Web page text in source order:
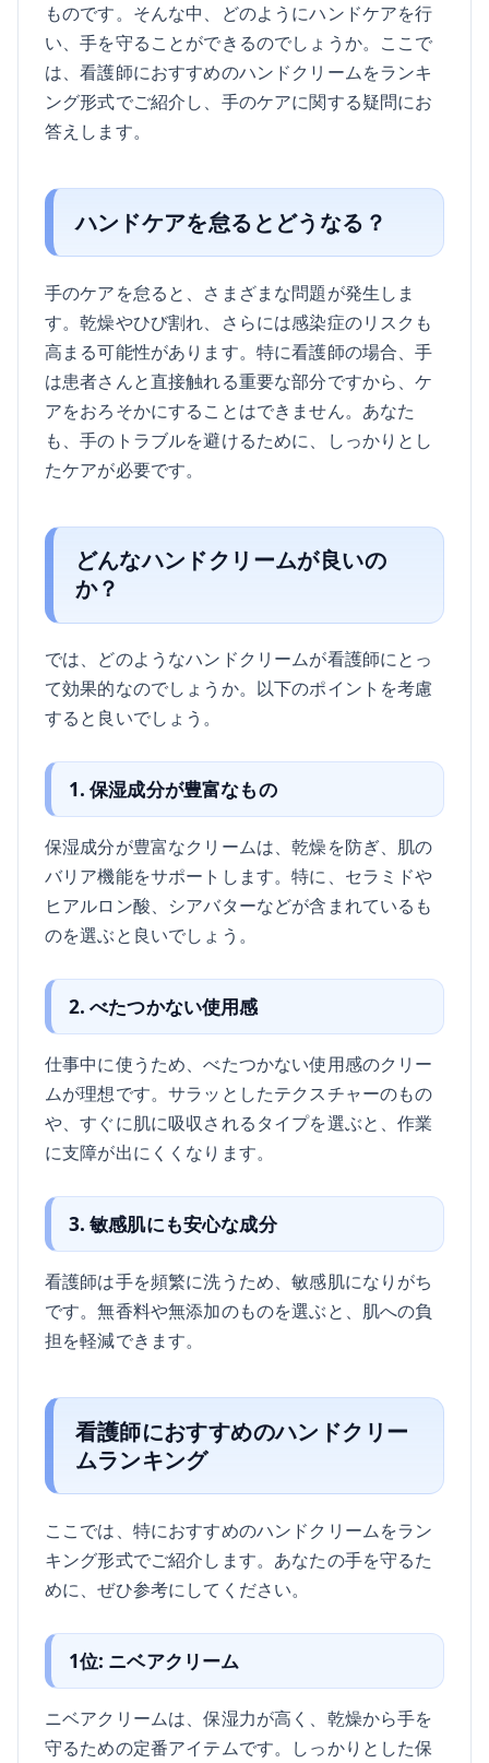
ものです。そんな中、どのようにハンドケアを行
い、手を守ることができるのでしょうか。ここで
は、看護師におすすめのハンドクリームをランキ
ング形式でご紹介し、手のケアに関する疑問にお
答えします。
ハンドケアを怠るとどうなる？
手のケアを怠ると、さまざまな問題が発生しま
す。乾燥やひび割れ、さらには感染症のリスクも
高まる可能性があります。特に看護師の場合、手
は患者さんと直接触れる重要な部分ですから、ケ
アをおろそかにすることはできません。あなた
も、手のトラブルを避けるために、しっかりとし
たケアが必要です。
どんなハンドクリームが良いの
か？
では、どのようなハンドクリームが看護師にとっ
て効果的なのでしょうか。以下のポイントを考慮
すると良いでしょう。
1. 保湿成分が豊富なもの
保湿成分が豊富なクリームは、乾燥を防ぎ、肌の
バリア機能をサポートします。特に、セラミドや
ヒアルロン酸、シアバターなどが含まれているも
のを選ぶと良いでしょう。
2. べたつかない使用感
仕事中に使うため、べたつかない使用感のクリー
ムが理想です。サラッとしたテクスチャーのもの
や、すぐに肌に吸収されるタイプを選ぶと、作業
に支障が出にくくなります。
3. 敏感肌にも安心な成分
看護師は手を頻繁に洗うため、敏感肌になりがち
です。無香料や無添加のものを選ぶと、肌への負
担を軽減できます。
看護師におすすめのハンドクリー
ムランキング
ここでは、特におすすめのハンドクリームをラン
キング形式でご紹介します。あなたの手を守るた
めに、ぜひ参考にしてください。
1位: ニベアクリーム
ニベアクリームは、保湿力が高く、乾燥から手を
守るための定番アイテムです。しっかりとした保